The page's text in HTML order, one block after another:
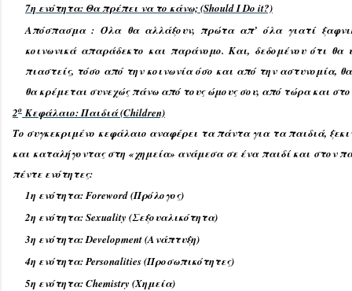
7η ενότητα: Θα πρέπει να το κάνω; (Should I Do it?)
Απόσπασμα : Όλα θα αλλάξουν, πρώτα απ’ όλα γιατί
κοινωνικά απαράδεκτο και παράνομο. Και, δεδομένου ότι θα
πιαστείς, τόσο από την κοινωνία όσο και από την αστυνομία,
θα κρέμεται συνεχώς πάνω από τους ώμους σου, από τώρα και
2ο Κεφάλαιο: Παιδιά (Children)
Το συγκεκριμένο κεφάλαιο αναφέρει τα πάντα για τα παιδιά,
και καταλήγοντας στη «χημεία» ανάμεσα σε ένα παιδί και στον
πέντε ενότητες:
1η ενότητα: Foreword (Πρόλογος)
2η ενότητα: Sexuality (Σεξουαλικότητα)
3η ενότητα: Development (Ανάπτυξη)
4η ενότητα: Personalities (Προσωπικότητες)
5η ενότητα: Chemistry (Χημεία)